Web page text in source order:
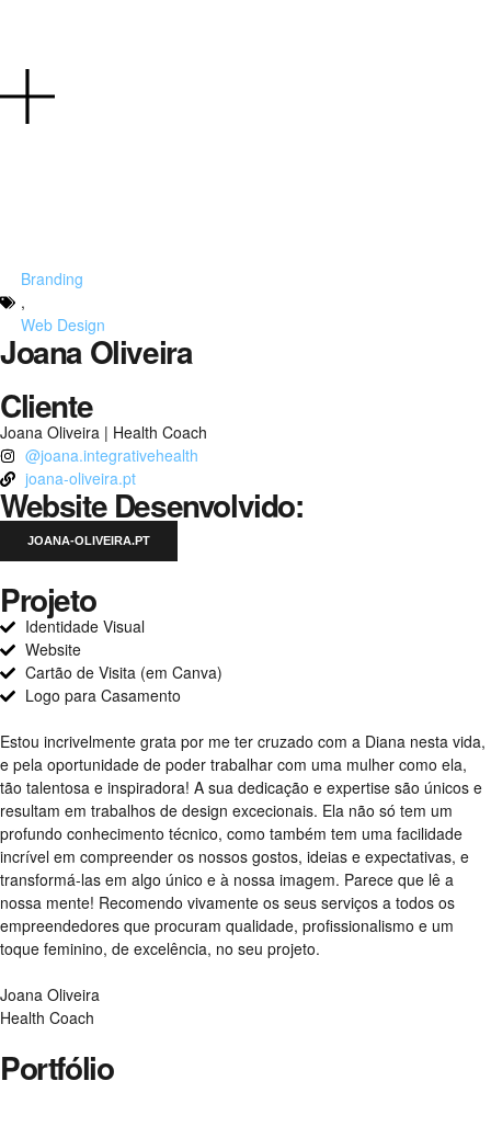
Branding
,
Web Design
Joana Oliveira
Cliente
Joana Oliveira | Health Coach
@joana.integrativehealth
joana-oliveira.pt
Website Desenvolvido:
JOANA-OLIVEIRA.PT
Projeto
Identidade Visual
Website
Cartão de Visita (em Canva)
Logo para Casamento
Estou incrivelmente grata por me ter cruzado com a Diana nesta vida,
e pela oportunidade de poder trabalhar com uma mulher como ela,
tão talentosa e inspiradora! A sua dedicação e expertise são únicos e
resultam em trabalhos de design excecionais. Ela não só tem um
profundo conhecimento técnico, como também tem uma facilidade
incrível em compreender os nossos gostos, ideias e expectativas, e
transformá-las em algo único e à nossa imagem. Parece que lê a
nossa mente! Recomendo vivamente os seus serviços a todos os
empreendedores que procuram qualidade, profissionalismo e um
toque feminino, de excelência, no seu projeto.
Joana Oliveira
Health Coach
Portfólio